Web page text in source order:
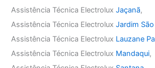
Assistência Técnica ElectroluxJaçanã,
Assistência Técnica ElectroluxJardim
Assistência Técnica Electrolux Lauzane
Assistência Técnica Electrolux Mandaqui,